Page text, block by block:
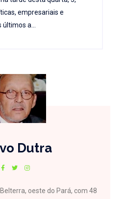
empresariais e
últimos a...
Dutra
oeste do Pará, com 48